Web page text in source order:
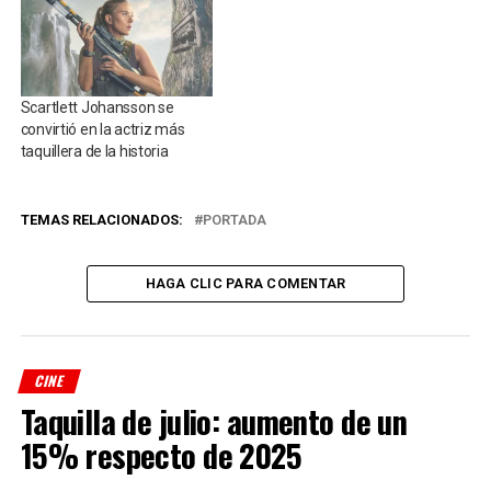
Scartlett Johansson se
convirtió en la actriz más
taquillera de la historia
TEMAS RELACIONADOS: PORTADA
HAGA CLIC PARA COMENTAR
CINE
Taquilla de julio: aumento de un
15% respecto de 2025